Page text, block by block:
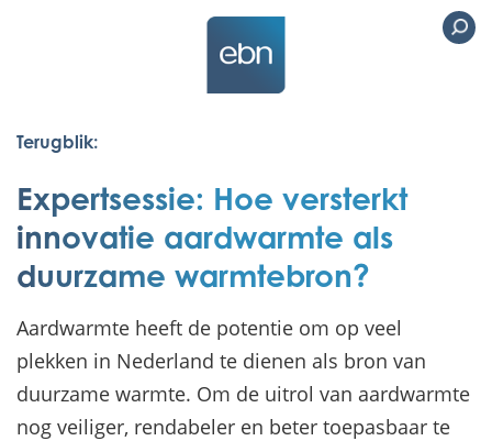
Terugblik:
Expertsessie: Hoe versterkt
innovatie aardwarmte als
duurzame warmtebron?
Aardwarmte heeft de potentie om op veel
plekken in Nederland te dienen als bron van
duurzame warmte. Om de uitrol van aardwarmte
nog veiliger, rendabeler en beter toepasbaar te